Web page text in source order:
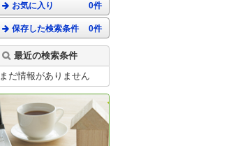
お気に入り 0件
保存した検索条件 0件
最近の検索条件
まだ情報がありません